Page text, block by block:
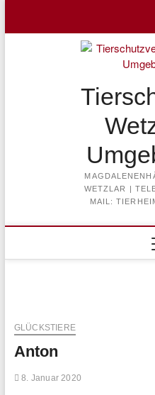
content
WETZLAR |
MAIL:
GLÜCKSTIERE
Anton
8. Januar 2020